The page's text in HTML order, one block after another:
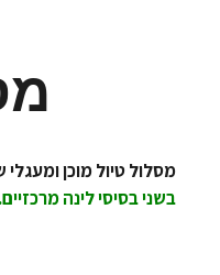
מסלול
מסלול טיול מוכן
בשני בסיסי לינה מרכזיים.